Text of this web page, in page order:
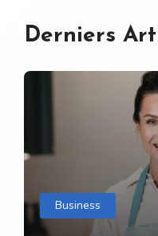
Derniers
Business